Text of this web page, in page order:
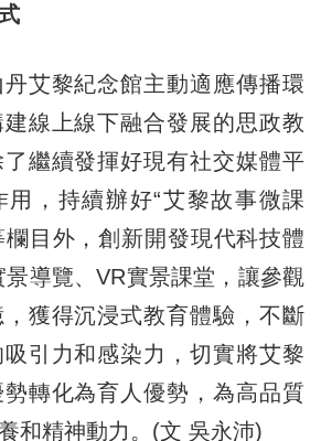
黎紀念館主動適應傳播環
線上線下融合發展的思政教
繼續發揮好現有社交媒體平
用，持續辦好“艾黎故事微課
欄目外，創新開發現代科技體
導覽、VR實景課堂，讓參觀
獲得沉浸式教育體驗，不斷
引力和感染力，切實將艾黎
轉化為育人優勢，為高品質
和精神動力。(文 吳永沛)